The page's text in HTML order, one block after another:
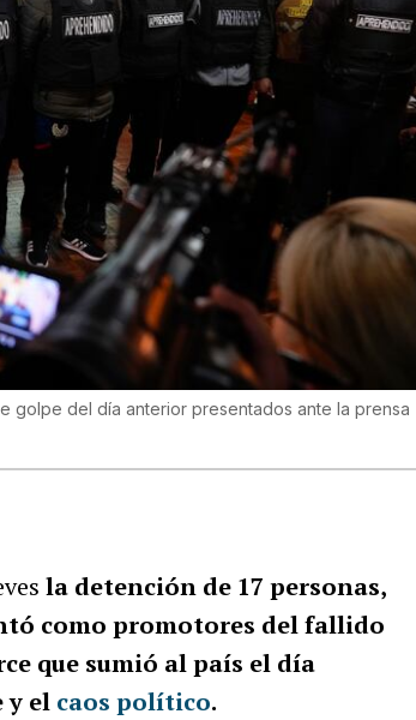
golpe del día anterior presentados ante la prensa
la detención de 17 personas,
como promotores del fallido
que sumió al país el día
y el caos político.